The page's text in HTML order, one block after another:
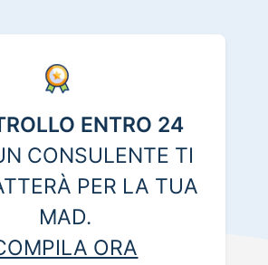
ENTRO 24
CONSULENTE TI
PER LA TUA
MAD.
ORA